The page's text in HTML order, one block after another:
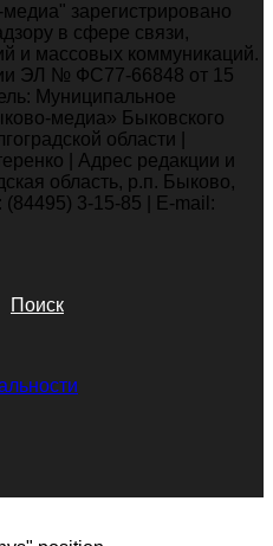
зарегистрировано
в сфере связи,
и массовых коммуникаций.
ЭЛ № ФС77-66848 от 15
Муниципальное
медиа» Быковского
области |
| Адрес редакции и
область, р.п. Быково,
3-15-85 | E-mail:
Поиск